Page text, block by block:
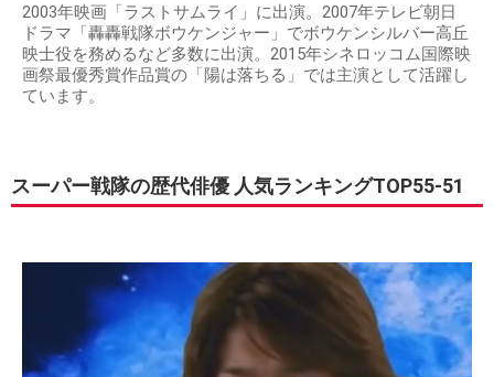
2003年映画「ラストサムライ」に出演。2007年テレビ朝日
ドラマ「轟轟戦隊ボウケンジャー」でボウケンシルバー高丘
映士役を務めるなど多数に出演。2015年シネロッコム国際映
画祭最優秀賞作品賞の「陽は落ちる」では主演として活躍し
ています。
スーパー戦隊の歴代俳優 人気ランキングTOP55-51